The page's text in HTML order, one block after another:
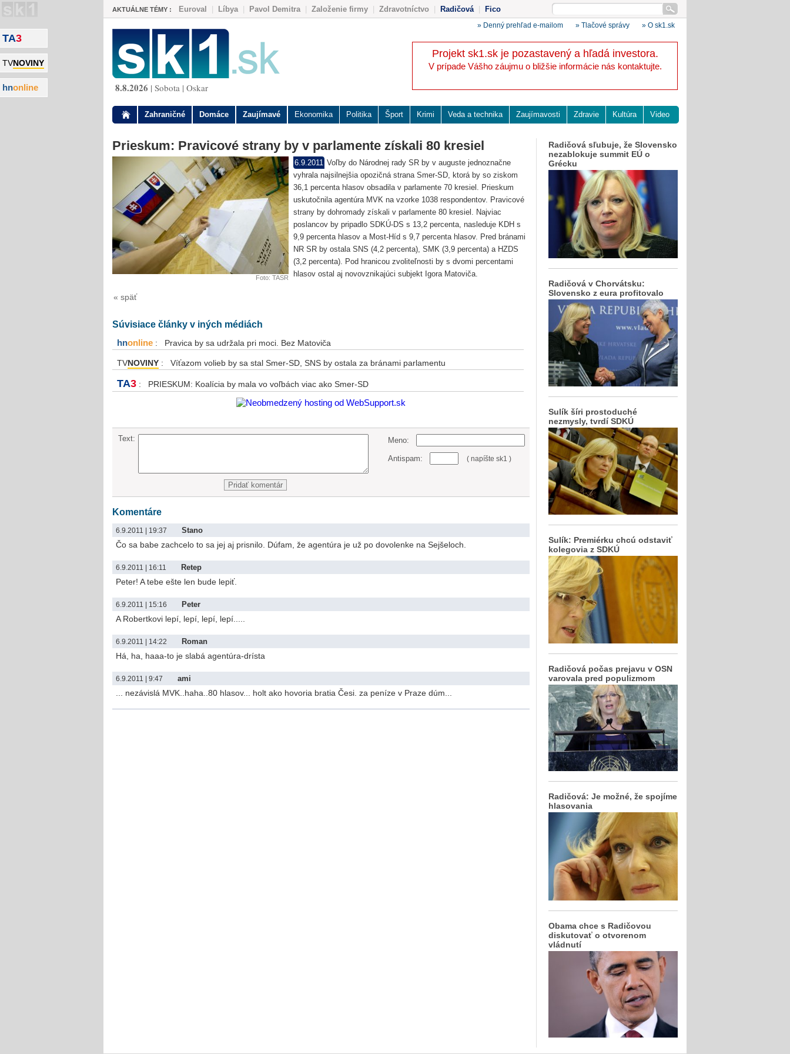
TA3
TVNOVINY
hnonline
AKTUÁLNE TÉMY : Euroval Líbya| Pavol Demitra| Založenie firmy Zdravotníctvo Radičová| Fico
8.8.2026 | Sobota | Oskar
» Denný prehľad e-mailom » Tlačové správy » O sk1.sk
Projekt sk1.sk je pozastavený a hľadá investora.
V prípade Vášho záujmu o bližšie informácie nás kontaktujte.
Zahraničné Domáce Zaujímavé Ekonomika Politika Šport Krimi Veda a technika Zaujímavosti Zdravie Kultúra Video
Radičová sľubuje, že Slovensko
nezablokuje summit EÚ o
Grécku
Radičová v Chorvátsku:
Slovensko z eura profitovalo
Sulík šíri prostoduché
nezmysly, tvrdí SDKÚ
Sulík: Premiérku chcú odstaviť
kolegovia z SDKÚ
Radičová počas prejavu v OSN
varovala pred populizmom
Radičová: Je možné, že spojíme
hlasovania
Obama chce s Radičovou
diskutovať o otvorenom
vládnutí
Prieskum: Pravicové strany by v parlamente získali 80 kresiel
Foto: TASR
6.9.2011 Voľby do Národnej rady SR by v auguste jednoznačne
vyhrala najsilnejšia opozičná strana Smer-SD, ktorá by so ziskom
36,1 percenta hlasov obsadila v parlamente 70 kresiel. Prieskum
uskutočnila agentúra MVK na vzorke 1038 respondentov. Pravicové
strany by dohromady získali v parlamente 80 kresiel. Najviac
poslancov by pripadlo SDKÚ-DS s 13,2 percenta, nasleduje KDH s
9,9 percenta hlasov a Most-Híd s 9,7 percenta hlasov. Pred bránami
NR SR by ostala SNS (4,2 percenta), SMK (3,9 percenta) a HZDS
(3,2 percenta). Pod hranicou zvoliteľnosti by s dvomi percentami
hlasov ostal aj novovznikajúci subjekt Igora Matoviča.
« späť
Súvisiace články v iných médiách
hnonline : Pravica by sa udržala pri moci. Bez Matoviča
TVNOVINY : Víťazom volieb by sa stal Smer-SD, SNS by ostala za bránami parlamentu
TA3 : PRIESKUM: Koalícia by mala vo voľbách viac ako Smer-SD
Text: Meno:
Antispam: ( napíšte sk1 )
Komentáre
6.9.2011 | 19:37 Stano
Čo sa babe zachcelo to sa jej aj prisnilo. Dúfam, že agentúra je už po dovolenke na Sejšeloch.
6.9.2011 | 16:11 Retep
Peter! A tebe ešte len bude lepiť.
6.9.2011 | 15:16 Peter
A Robertkovi lepí, lepí, lepí, lepí.....
6.9.2011 | 14:22 Roman
Há, ha, haaa-to je slabá agentúra-drísta
6.9.2011 | 9:47 ami
... nezávislá MVK..haha..80 hlasov... holt ako hovoria bratia Česi. za peníze v Praze dúm...